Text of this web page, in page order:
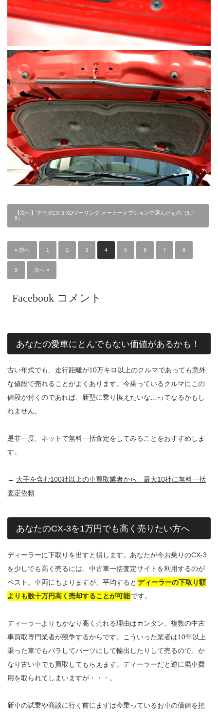
【次へ】マツダCX-3 XDツーリング メーカーオプションで選んだもの（5／
9）
« 前へ 1 2 3 4 5 6 7 8
9 次へ »
Facebook コメント
あなたの愛車にとんでもない価値があるかも！
古い年式でも、走行距離が10万キロ以上のクルマであっても意外
な値段で売れることがよくあります。今乗っているクルマにこの
値段が付くのであれば、新型に乗り換えたいな…ってなるかもし
れません。
是非一度、ネットで無料一括査定をしてみることをおすすめしま
す。
→ 大手を含む100社以上の車買取業者から、最大10社に無料一括
査定依頼
あなたのCX-3を1万円でも高く売りたい方へ
ディーラーに下取りを出すと損します。あなたが今お乗りのCX-3
を少しでも高く売るには、中古車一括査定サイトを利用するのが
ベスト。車両にもよりますが、平均すると ディーラーの下取り額
よりも数十万円高く売却することが可能です。
ディーラーよりもかなり高く売れる理由はカンタン。複数の中古
車買取専門業者が競争するからです。こういった業者は10年以上
乗った車でもバラしてパーツにして輸出したりして売るので、か
なり古い車でも買取してもらえます。ディーラーだと逆に廃車費
用を取られてしまいますが・・・。
新車の試乗や商談に行く前にまずは今乗っているお車の価値を把